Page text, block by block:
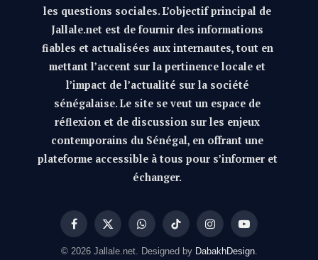
les questions sociales. L’objectif principal de
Jallale.net est de fournir des informations
fiables et actualisées aux internautes, tout en
mettant l’accent sur la pertinence locale et
l’impact de l’actualité sur la société
sénégalaise. Le site se veut un espace de
réflexion et de discussion sur les enjeux
contemporains du Sénégal, en offrant une
plateforme accessible à tous pour s’informer et
échanger.
Facebook
X
(Twitter)
WhatsAppTikTok InstagramYouTube
© 2026 Jallale.net. Designed by DabakhDesign.